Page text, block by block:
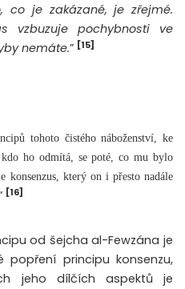
je zakázané, je zřejmé.
vzbuzuje pochybnosti ve
nemáte.” [15]
tohoto čistého náboženství, ke
ho odmítá, se poté, co mu bylo
konsenzus, který on i přesto nadále
[16]
od šejcha al-Fewzána je
principu konsenzu,
jeho dílčích aspektů je